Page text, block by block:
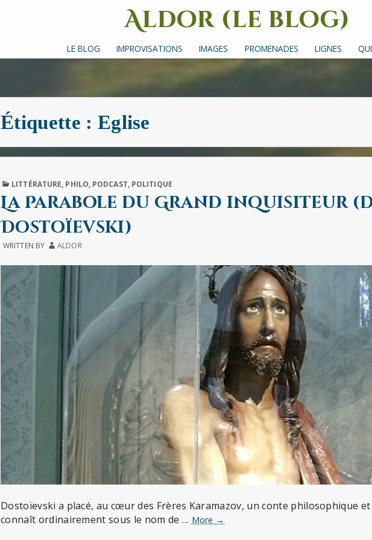
Aldor (le blog)
Un site avec des mots, des images et des sons
LE BLOG IMPROVISATIONS IMAGES PROMENADES LIGNES
Étiquette : Eglise
PUBLISHED
LITTÉRATURE, PHILO, PODCAST, POLITIQUE
La Parabole du Grand inquisiteur
Dostoïevski)
WRITTEN BY ALDOR
Dostoïevski a placé, au cœur des Frères Karamazov, un conte philosophique
connaît ordinairement sous le nom de … More
La
→